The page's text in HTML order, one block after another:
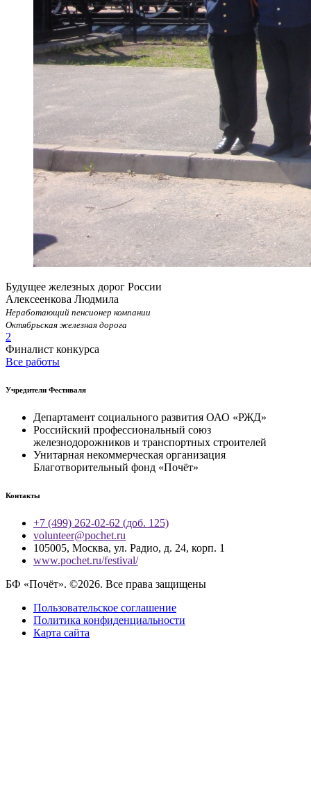
Будущее железных дорог России
Алексеенкова Людмила
Неработающий пенсионер компании
Октябрьская железная дорога
2
Финалист конкурса
Все работы
Учредители Фестиваля
Департамент социального развития ОАО «РЖД»
Российский профессиональный союз
железнодорожников и транспортных строителей
Унитарная некоммерческая организация
Благотворительный фонд «Почёт»
Контакты
+7 (499) 262-02-62 (доб. 125)
volunteer@pochet.ru
105005, Москва, ул. Радио, д. 24, корп. 1
www.pochet.ru/festival/
БФ «Почёт». ©2026. Все права защищены
Пользовательское соглашение
Политика конфиденциальности
Карта сайта